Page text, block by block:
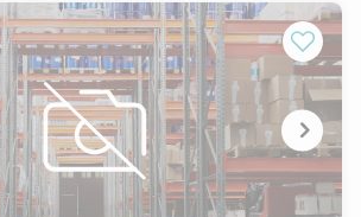
en R+1 et zone de retrait de
: 3 mois HT/HC